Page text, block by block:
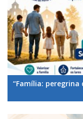
“Família: peregrina